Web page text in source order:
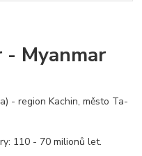
Myanmar
- region Kachin, město Ta-
110 - 70 milionů let.